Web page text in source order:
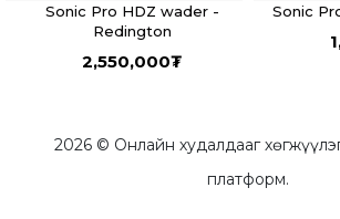
Sonic Pro HDZ wader -
Redington
2,550,000₮
Sonic
2026© Онлайн худалдааг
платформ.